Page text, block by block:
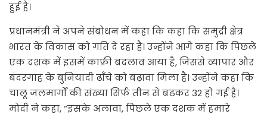
हुई है।
प्रधानमंत्री ने अपने संबोधन में कहा कि कहा कि समुद्री क्षेत्र
भारत के विकास को गति दे रहा है। उन्होंने आगे कहा कि पिछले
एक दशक में इसमें काफ़ी बदलाव आया है, जिससे व्यापार और
बंदरगाह के बुनियादी ढाँचे को बढ़ावा मिला है। उन्होंने कहा कि
चालू जलमार्गों की संख्या सिर्फ तीन से बढ़कर 32 हो गई है।
मोदी ने कहा, “इसके अलावा, पिछले एक दशक में हमारे